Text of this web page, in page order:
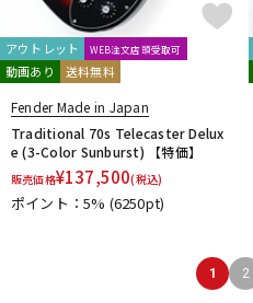
アウトレット WEB注文店頭受取可
動画あり 送料無料
Fender Made in Japan
Traditional 70s Telecaster Delux
e (3-Color Sunburst) 【特価】
販売価格¥137,500(税込)
ポイント：5% (6250pt)
1 2